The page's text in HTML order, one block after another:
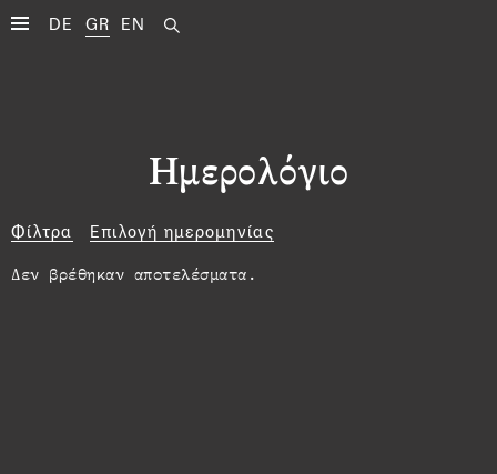
DE GR EN
Ημερολόγιο
Φίλτρα Επιλογή ημερομηνίας
Δεν βρέθηκαν αποτελέσματα.